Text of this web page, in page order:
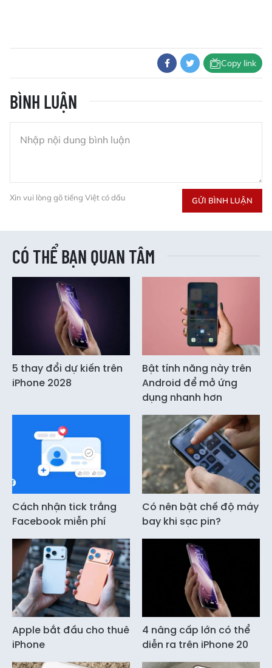
Copy link
BÌNH LUẬN
Xin vui lòng gõ tiếng Việt có dấu GỬI BÌNH LUẬN
CÓ THỂ BẠN QUAN TÂM
5 thay đổi dự kiến trên
iPhone 2028
Bật tính năng này trên
Android để mở ứng
dụng nhanh hơn
Cách nhận tick trắng
Facebook miễn phí
Có nên bật chế độ máy
bay khi sạc pin?
Apple bắt đầu cho thuê
iPhone
4 nâng cấp lớn có thể
diễn ra trên iPhone 20